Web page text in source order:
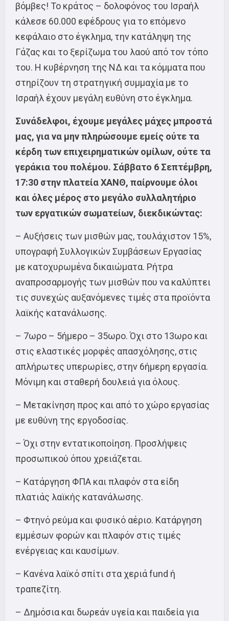
βόμβες! Το κράτος – δολοφόνος του Ισραήλ
κάλεσε 60.000 εφέδρους για το επόμενο
κεφάλαιο στο έγκλημα, την κατάληψη της
Γάζας και το ξερίζωμα του λαού από τον τόπο
του. Η κυβέρνηση της ΝΔ και τα κόμματα που
στηρίζουν τη στρατηγική συμμαχία με το
Ισραήλ έχουν μεγάλη ευθύνη στο έγκλημα.
Συνάδελφοι, έχουμε μεγάλες μάχες μπροστά
μας, για να μην πληρώσουμε εμείς ούτε τα
κέρδη των επιχειρηματικών ομίλων, ούτε τα
γεράκια του πολέμου. Σάββατο 6 Σεπτέμβρη,
17:30 στην πλατεία ΧΑΝΘ, παίρνουμε όλοι
και όλες μέρος στο μεγάλο συλλαλητήριο
των εργατικών σωματείων, διεκδικώντας:
– Αυξήσεις των μισθών μας, τουλάχιστον 15%,
υπογραφή Συλλογικών Συμβάσεων Εργασίας
με κατοχυρωμένα δικαιώματα. Ρήτρα
αναπροσαρμογής των μισθών που να καλύπτει
τις συνεχώς αυξανόμενες τιμές στα προϊόντα
λαϊκής κατανάλωσης.
– 7ωρο – 5ήμερο – 35ωρο. Όχι στο 13ωρο και
στις ελαστικές μορφές απασχόλησης, στις
απλήρωτες υπερωρίες, στην 6ήμερη εργασία.
Μόνιμη και σταθερή δουλειά για όλους.
– Μετακίνηση προς και από το χώρο εργασίας
με ευθύνη της εργοδοσίας.
– Όχι στην εντατικοποίηση. Προσλήψεις
προσωπικού όπου χρειάζεται.
– Κατάργηση ΦΠΑ και πλαφόν στα είδη
πλατιάς λαϊκής κατανάλωσης.
– Φτηνό ρεύμα και φυσικό αέριο. Κατάργηση
εμμέσων φορών και πλαφόν στις τιμές
ενέργειας και καυσίμων.
– Κανένα λαϊκό σπίτι στα χεριά fund ή
τραπεζίτη.
– Δημόσια και δωρεάν υγεία και παιδεία για